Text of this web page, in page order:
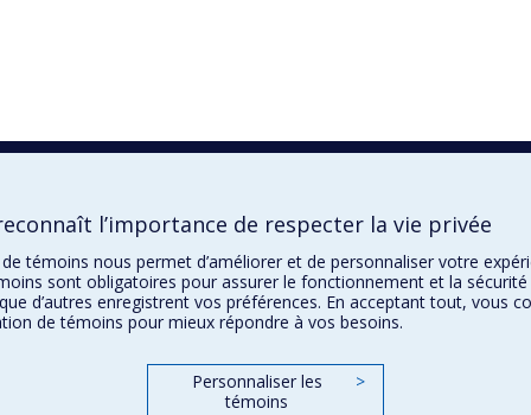
l’importance de respecter la vie privée
de témoins nous permet d’améliorer et de personnaliser votre
sont obligatoires pour assurer le fonctionnement et la sécurité
d’autres enregistrent vos préférences. En acceptant tout, vous
de témoins pour mieux répondre à vos besoins.
Personnaliser les
témoins
>